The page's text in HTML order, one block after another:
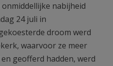
nabijheid
24 juli in
droom werd
waarvoor ze meer
geofferd hadden, werd